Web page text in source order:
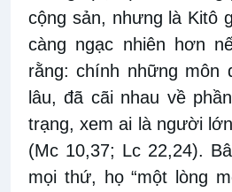
cộng sản, nhưng là Kitô
càng ngạc nhiên hơn
rằng: chính những
lâu, đã cãi nhau về
trạng, xem ai là người
(Mc 10,37; Lc 22,24).
mọi thứ, họ “một lòng